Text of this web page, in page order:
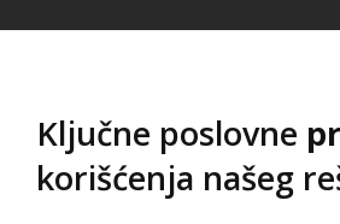
Ključne poslovne
korišćenja našeg